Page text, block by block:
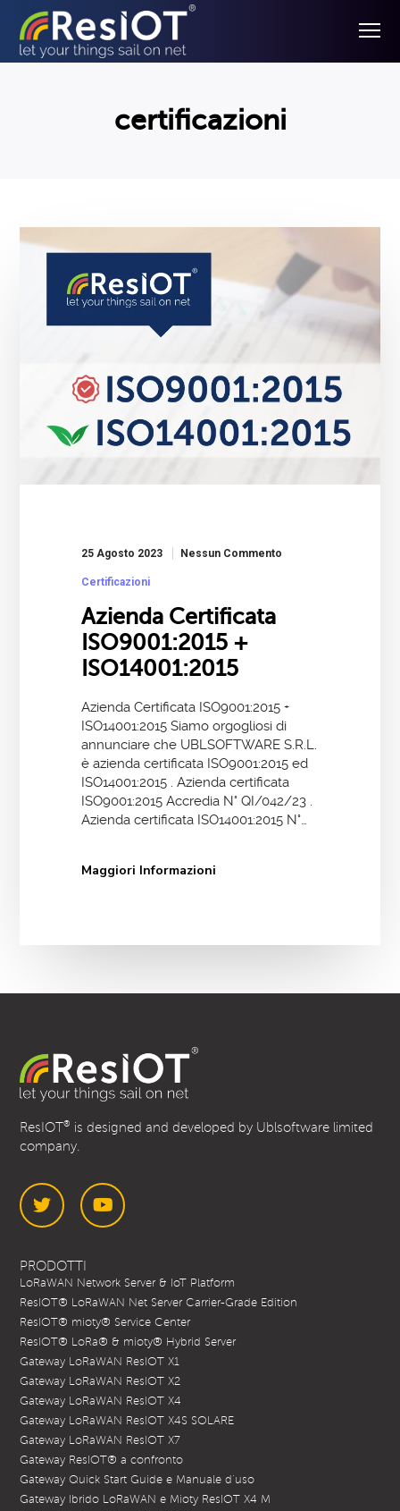
certificazioni
25 Agosto 2023 Nessun Commento
Certificazioni
Azienda Certificata
ISO9001:2015 +
ISO14001:2015
Azienda Certificata ISO9001:2015 +
ISO14001:2015 Siamo orgogliosi di
annunciare che UBLSOFTWARE S.R.L.
è azienda certificata ISO9001:2015 ed
ISO14001:2015 . Azienda certificata
ISO9001:2015 Accredia N° QI/042/23 .
Azienda certificata ISO14001:2015 N°…
Maggiori Informazioni
ResIOT® is designed and developed by Ublsoftware limited
company.
PRODOTTI
LoRaWAN Network Server & IoT Platform
ResIOT® LoRaWAN Net Server Carrier-Grade Edition
ResIOT® mioty® Service Center
ResIOT® LoRa® & mioty® Hybrid Server
Gateway LoRaWAN ResIOT X1
Gateway LoRaWAN ResIOT X2
Gateway LoRaWAN ResIOT X4
Gateway LoRaWAN ResIOT X4S SOLARE
Gateway LoRaWAN ResIOT X7
Gateway ResIOT® a confronto
Gateway Quick Start Guide e Manuale d’uso
Gateway Ibrido LoRaWAN e Mioty ResIOT X4 M